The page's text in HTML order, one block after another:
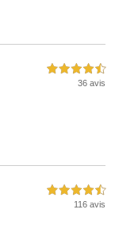
4,5 étoiles sur 5
36 avis
4,5 étoiles sur 5
116 avis